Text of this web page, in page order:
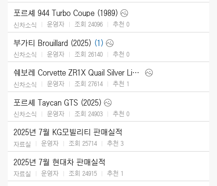
포르셰 944 Turbo Coupe (1989)
신차소식 운영자 조회 24096 추천 0
부가티 Brouillard (2025) (1)
신차소식 운영자 조회 26140 추천 0
쉐보레 Corvette ZR1X Quail Silver Limited Edition (2026)
신차소식 운영자 조회 27614 추천 1
포르셰 Taycan GTS (2025)
신차소식 운영자 조회 24903 추천 0
2025년 7월 KG모빌리티 판매실적
자료실 운영자 조회 25714 추천 3
2025년 7월 현대차 판매실적
자료실 운영자 조회 24915 추천 1